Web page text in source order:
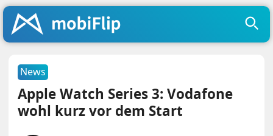
News
Apple Watch Series 3: Vodafone
wohl kurz vor dem Start